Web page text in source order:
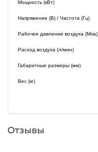
Мощность (кВт)
Напряжение (В) / Частота (Гц)
Рабочее давление воздуха (Мпа)
Расход воздуха (л/мин)
Габаритные размеры (мм)
Вес (кг)
Отзывы